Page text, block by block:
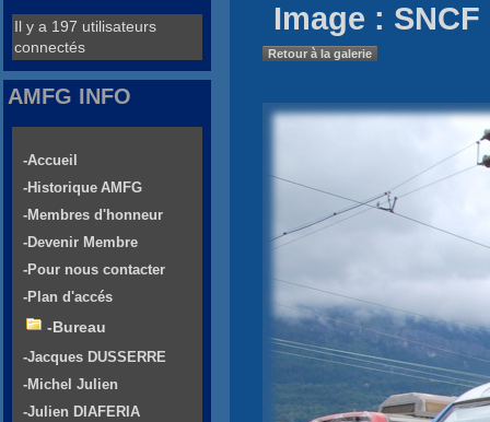
Image :
Retour à la galerie
Il y a 197 utilisateurs
connectés
AMFG INFO
-Accueil
-Historique AMFG
-Membres d'honneur
-Devenir Membre
-Pour nous contacter
-Plan d'accés
-Bureau
-Jacques DUSSERRE
-Michel Julien
-Julien DIAFERIA